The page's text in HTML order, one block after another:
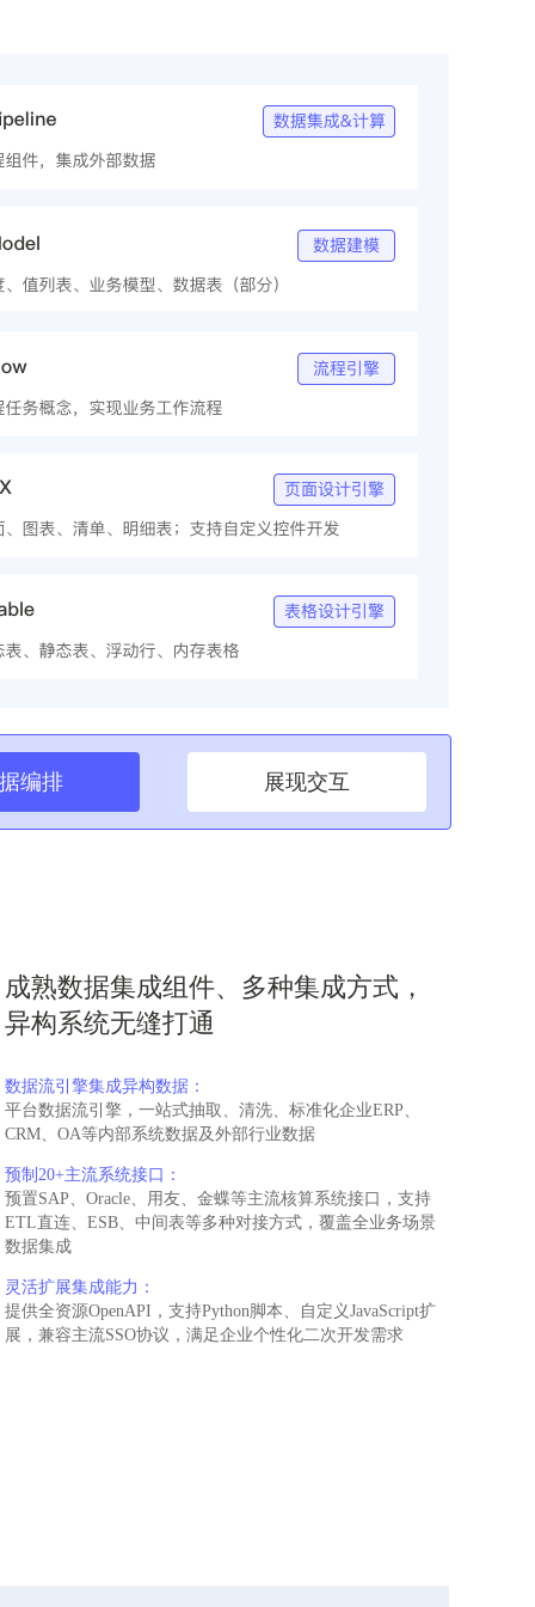
编排 展现交互
成熟数据集成组件、多种集成方式，
异构系统无缝打通
数据流引擎集成异构数据：
平台数据流引擎，一站式抽取、清洗、标准化企业ERP、
CRM、OA等内部系统数据及外部行业数据
预制20+主流系统接口：
预置SAP、Oracle、用友、金蝶等主流核算系统接口，支持
ETL直连、ESB、中间表等多种对接方式，覆盖全业务场景
数据集成
灵活扩展集成能力：
提供全资源OpenAPI，支持Python脚本、自定义JavaScript扩
展，兼容主流SSO协议，满足企业个性化二次开发需求